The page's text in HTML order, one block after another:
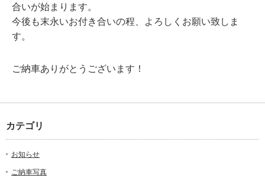
合いが始まります。
今後も末永いお付き合いの程、よろしくお願い致しま
す。
ご納車ありがとうございます！
カテゴリ
お知らせ
ご納車写真